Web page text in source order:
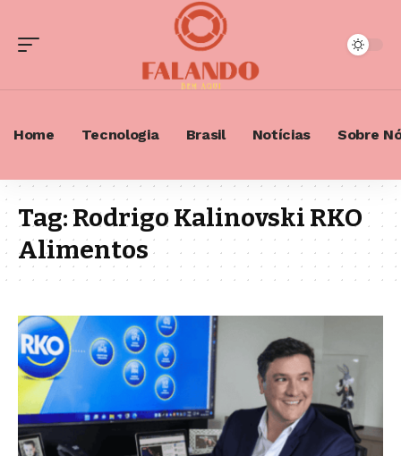
Home Tecnologia Brasil Notícias Sobre
Tag:Rodrigo Kalinovski RKO
Alimentos